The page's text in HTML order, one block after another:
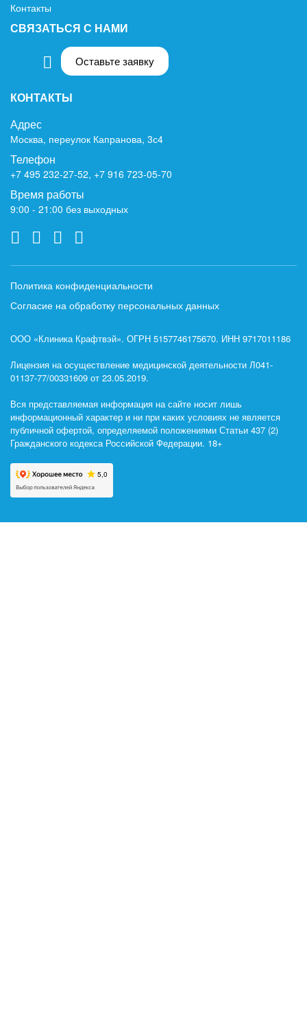
Контакты
СВЯЗАТЬСЯ С НАМИ
Оставьте заявку
КОНТАКТЫ
Адрес
Москва, переулок Капранова, 3с4
Телефон
+7 495 232-27-52, +7 916 723-05-70
Время работы
9:00 - 21:00 без выходных
Политика конфиденциальности
Согласие на обработку персональных данных
ООО «Клиника Крафтвэй». ОГРН 5157746175670. ИНН 9717011186
Лицензия на осуществление медицинской деятельности Л041-
01137-77/00331609 от 23.05.2019.
Вся представляемая информация на сайте носит лишь
информационный характер и ни при каких условиях не является
публичной офертой, определяемой положениями Статьи 437 (2)
Гражданского кодекса Российской Федерации. 18+